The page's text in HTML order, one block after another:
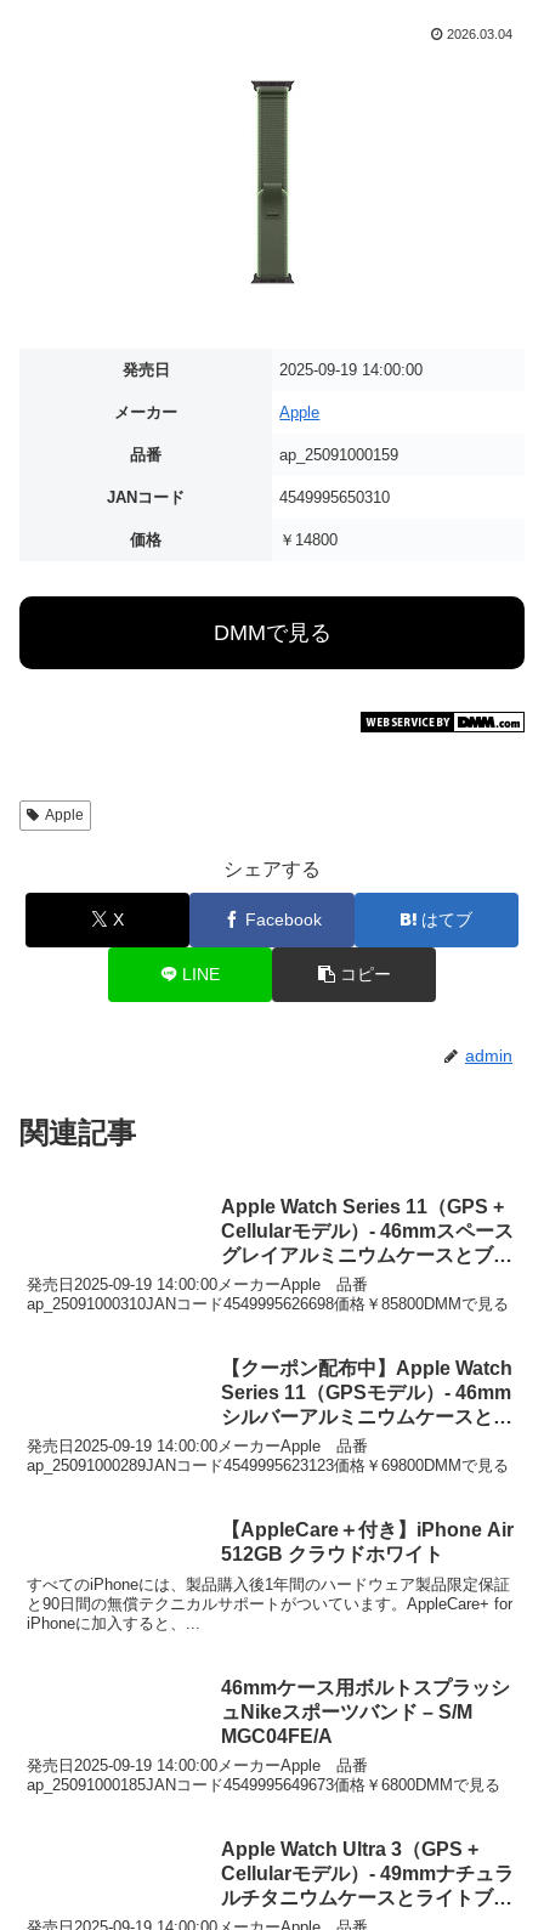
2026.03.04
発売日 2025-09-19 14:00:00
メーカー Apple
品番 ap_25091000159
JANコード 4549995650310
価格 ￥14800
DMMで見る
Apple
シェアする
X Facebook はてブ
LINE コピー
admin
関連記事
Apple Watch Series 11（GPS +
Cellularモデル）- 46mmスペース
グレイアルミニウムケースとブラ
ックスポーツバンド – S/M
発売日2025-09-19 14:00:00メーカーApple 品番
ap_25091000310JANコード4549995626698価格￥85800DMMで見る
【クーポン配布中】Apple Watch
Series 11（GPSモデル）- 46mm
シルバーアルミニウムケースとパ
ープルフォグスポーツバンド –
S/M
発売日2025-09-19 14:00:00メーカーApple 品番
ap_25091000289JANコード4549995623123価格￥69800DMMで見る
【AppleCare＋付き】iPhone Air
512GB クラウドホワイト
すべてのiPhoneには、製品購入後1年間のハードウェア製品限定保証
と90日間の無償テクニカルサポートがついています。AppleCare+ for
iPhoneに加入すると、...
46mmケース用ボルトスプラッシ
ュNikeスポーツバンド – S/M
MGC04FE/A
発売日2025-09-19 14:00:00メーカーApple 品番
ap_25091000185JANコード4549995649673価格￥6800DMMで見る
Apple Watch Ultra 3（GPS +
Cellularモデル）- 49mmナチュラ
ルチタニウムケースとライトブル
ーアルパインループ – M